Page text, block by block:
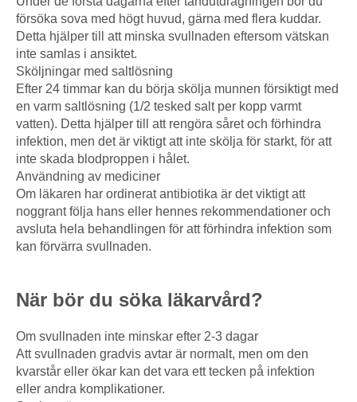
försöka sova med högt huvud, gärna med flera kuddar.
Detta hjälper till att minska svullnaden eftersom vätskan
inte samlas i ansiktet.
Sköljningar med saltlösning
Efter 24 timmar kan du börja skölja munnen försiktigt med
en varm saltlösning (1/2 tesked salt per kopp varmt
vatten). Detta hjälper till att rengöra såret och förhindra
infektion, men det är viktigt att inte skölja för starkt, för att
inte skada blodproppen i hålet.
Användning av mediciner
Om läkaren har ordinerat antibiotika är det viktigt att
noggrant följa hans eller hennes rekommendationer och
avsluta hela behandlingen för att förhindra infektion som
kan förvärra svullnaden.
När bör du söka läkarvård?
Om svullnaden inte minskar efter 2-3 dagar
Att svullnaden gradvis avtar är normalt, men om den
kvarstår eller ökar kan det vara ett tecken på infektion
eller andra komplikationer.